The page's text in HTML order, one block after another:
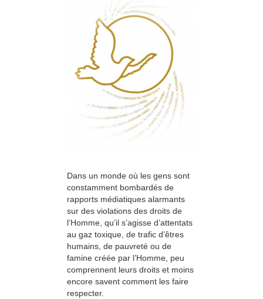
Dans un monde où les gens sont
constamment bombardés de
rapports médiatiques alarmants
sur des violations des droits de
l’Homme, qu’il s’agisse d’attentats
au gaz toxique, de trafic d’êtres
humains, de pauvreté ou de
famine créée par l’Homme, peu
comprennent leurs droits et moins
encore savent comment les faire
respecter.